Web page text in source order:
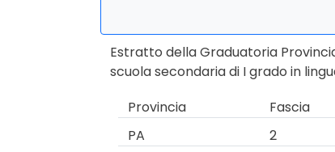
Estratto della Graduatoria
scuola secondaria di I grado in
Provincia
Fascia
PA
2